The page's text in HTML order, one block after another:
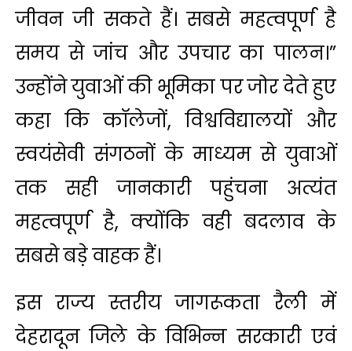
जीवन जी सकते हैं। सबसे महत्वपूर्ण है
समय से जांच और उपचार का पालन।”
उन्होंने युवाओं की भूमिका पर जोर देते हुए
कहा कि कॉलेजों, विश्वविद्यालयों और
स्वयंसेवी संगठनों के माध्यम से युवाओं
तक सही जानकारी पहुंचना अत्यंत
महत्वपूर्ण है, क्योंकि वही बदलाव के
सबसे बड़े वाहक हैं।
इस राज्य स्तरीय जागरूकता रैली में
देहरादून जिले के विभिन्न सरकारी एवं